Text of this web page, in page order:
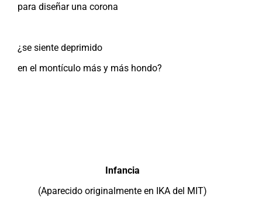
para diseñar una corona
¿se siente deprimido
en el montículo más y más hondo?
Infancia
(Aparecido originalmente en IKA del MIT)